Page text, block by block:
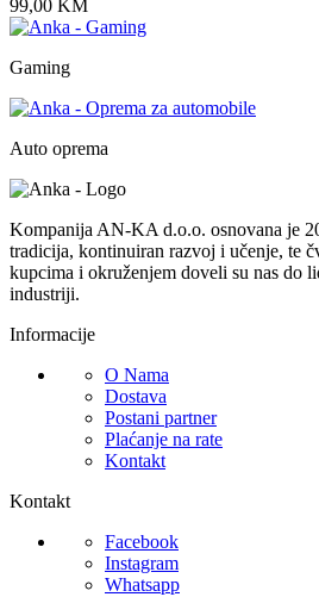
99,00 KM
Gaming
Auto oprema
Kompanija AN-KA d.o.o. osnovana je
tradicija, kontinuiran razvoj i učenje, te
kupcima i okruženjem doveli su nas do
industriji.
Informacije
O Nama
Dostava
Postani partner
Plaćanje na rate
Kontakt
Kontakt
Facebook
Instagram
Whatsapp